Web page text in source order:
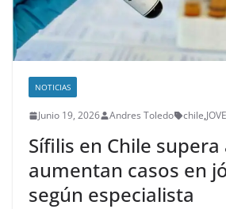
NOTICIAS
Junio 19, 2026 Andres Toledo chile,
Sífilis en Chile supera
aumentan casos en
según especialista